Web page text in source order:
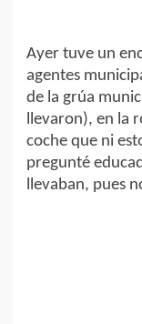
Ayer tuve un
agentes
de la grúa
llevaron), en la
coche que ni
pregunté
llevaban, pues